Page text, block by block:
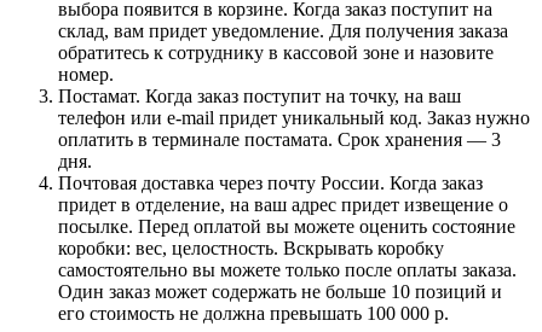
выбора появится в корзине. Когда заказ поступит на
склад, вам придет уведомление. Для получения заказа
обратитесь к сотруднику в кассовой зоне и назовите
номер.
Постамат. Когда заказ поступит на точку, на ваш
телефон или e-mail придет уникальный код. Заказ нужно
оплатить в терминале постамата. Срок хранения — 3
дня.
Почтовая доставка через почту России. Когда заказ
придет в отделение, на ваш адрес придет извещение о
посылке. Перед оплатой вы можете оценить состояние
коробки: вес, целостность. Вскрывать коробку
самостоятельно вы можете только после оплаты заказа.
Один заказ может содержать не больше 10 позиций и
его стоимость не должна превышать 100 000 р.